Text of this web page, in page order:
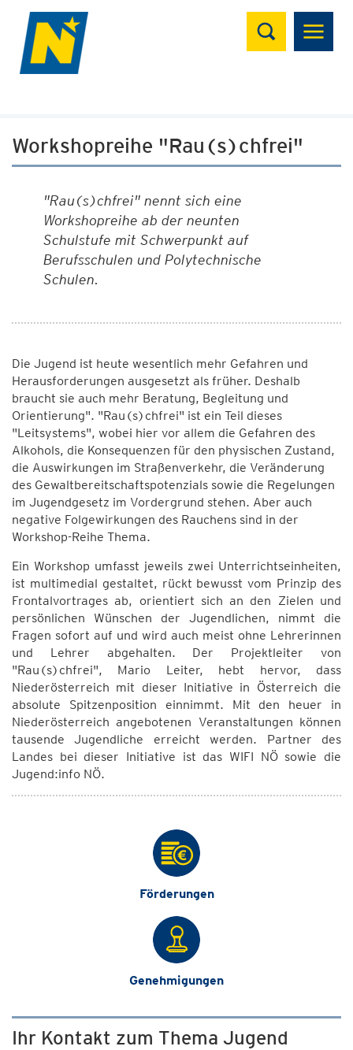
Suchen
Workshopreihe "Rau(s)chfrei"
"Rau(s)chfrei" nennt sich eine
Workshopreihe ab der neunten
Schulstufe mit Schwerpunkt auf
Berufsschulen und Polytechnische
Schulen.
Die Jugend ist heute wesentlich mehr Gefahren und
Herausforderungen ausgesetzt als früher. Deshalb
braucht sie auch mehr Beratung, Begleitung und
Orientierung". "Rau(s)chfrei" ist ein Teil dieses
"Leitsystems", wobei hier vor allem die Gefahren des
Alkohols, die Konsequenzen für den physischen Zustand,
die Auswirkungen im Straßenverkehr, die Veränderung
des Gewaltbereitschaftspotenzials sowie die Regelungen
im Jugendgesetz im Vordergrund stehen. Aber auch
negative Folgewirkungen des Rauchens sind in der
Workshop-Reihe Thema.
Ein Workshop umfasst jeweils zwei Unterrichtseinheiten,
ist multimedial gestaltet, rückt bewusst vom Prinzip des
Frontalvortrages ab, orientiert sich an den Zielen und
persönlichen Wünschen der Jugendlichen, nimmt die
Fragen sofort auf und wird auch meist ohne Lehrerinnen
und Lehrer abgehalten. Der Projektleiter von
"Rau(s)chfrei", Mario Leiter, hebt hervor, dass
Niederösterreich mit dieser Initiative in Österreich die
absolute Spitzenposition einnimmt. Mit den heuer in
Niederösterreich angebotenen Veranstaltungen können
tausende Jugendliche erreicht werden. Partner des
Landes bei dieser Initiative ist das WIFI NÖ sowie die
Jugend:info NÖ.
Förderungen
Genehmigungen
Ihr Kontakt zum Thema Jugend